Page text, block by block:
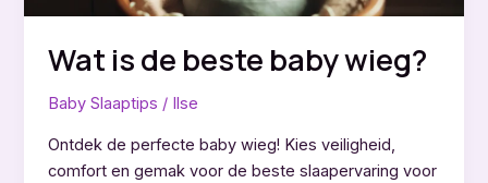
Wat is de beste baby wieg?
Baby Slaaptips / Ilse
Ontdek de perfecte baby wieg! Kies veiligheid,
comfort en gemak voor de beste slaapervaring voor